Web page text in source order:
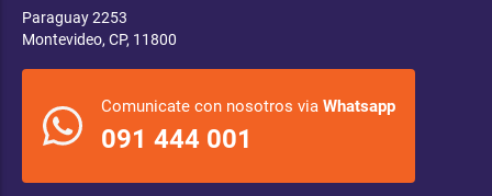
Paraguay 2253
Montevideo, CP, 11800
Comunicate con nosotros via Whatsapp
091 444 001